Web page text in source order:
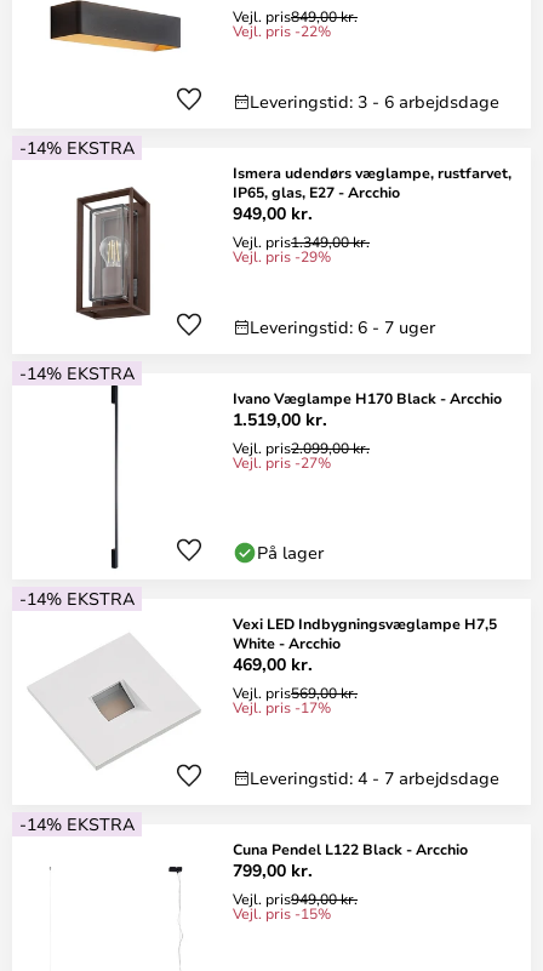
Vejl. pris849,00 kr.
Vejl. pris -22%
Leveringstid: 3 - 6 arbejdsdage
-14% EKSTRA
Ismera udendørs væglampe, rustfarvet,
IP65, glas, E27 - Arcchio
949,00 kr.
Vejl. pris1.349,00 kr.
Vejl. pris -29%
Leveringstid: 6 - 7 uger
-14% EKSTRA
Ivano Væglampe H170 Black - Arcchio
1.519,00 kr.
Vejl. pris2.099,00 kr.
Vejl. pris -27%
På lager
-14% EKSTRA
Vexi LED Indbygningsvæglampe H7,5
White - Arcchio
469,00 kr.
Vejl. pris569,00 kr.
Vejl. pris -17%
Leveringstid: 4 - 7 arbejdsdage
-14% EKSTRA
Cuna Pendel L122 Black - Arcchio
799,00 kr.
Vejl. pris949,00 kr.
Vejl. pris -15%